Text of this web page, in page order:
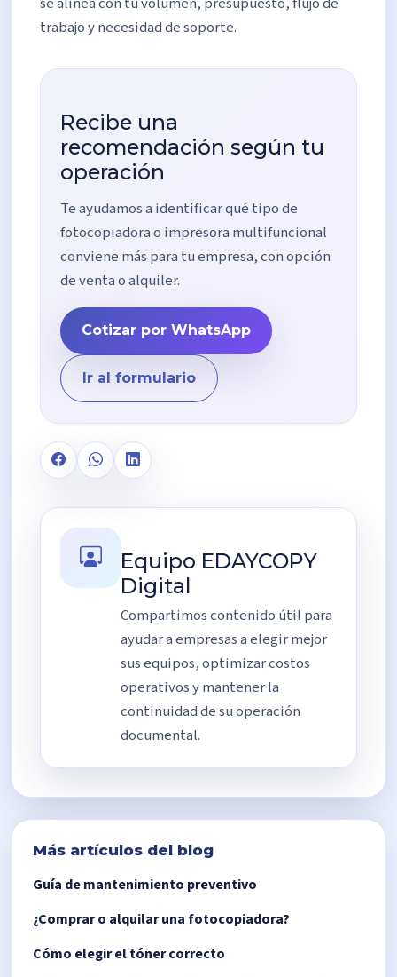
trabajo y necesidad de soporte.
Recibe una
recomendación según tu
operación
Te ayudamos a identificar qué tipo de
fotocopiadora o impresora multifuncional
conviene más para tu empresa, con opción
de venta o alquiler.
Cotizar por WhatsApp
Ir al formulario
Equipo EDAYCOPY
Digital
Compartimos contenido útil para
ayudar a empresas a elegir mejor
sus equipos, optimizar costos
operativos y mantener la
continuidad de su operación
documental.
Más artículos del blog
Guía de mantenimiento preventivo
¿Comprar o alquilar una fotocopiadora?
Cómo elegir el tóner correcto